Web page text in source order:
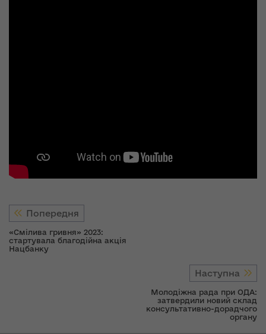
Попередня
«Смілива гривня» 2023:
стартувала благодійна акція
Нацбанку
Наступна
Молодіжна рада при ОДА:
затвердили новий склад
консультативно-дорадчого
органу